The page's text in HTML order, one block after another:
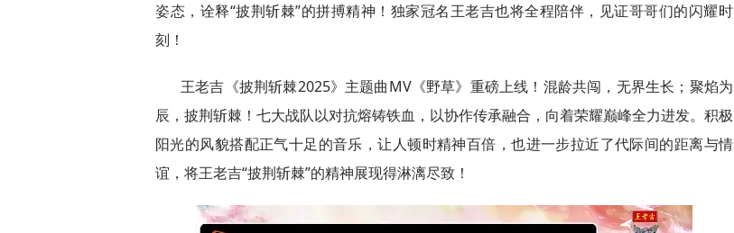
姿态，诠释“披荆斩棘”的拼搏精神！独家冠名王老吉也将全程陪伴，见证哥哥们的闪耀时
刻！
王老吉《披荆斩棘2025》主题曲MV《野草》重磅上线！混龄共闯，无界生长；聚焰为
辰，披荆斩棘！七大战队以对抗熔铸铁血，以协作传承融合，向着荣耀巅峰全力进发。积极
阳光的风貌搭配正气十足的音乐，让人顿时精神百倍，也进一步拉近了代际间的距离与情
谊，将王老吉“披荆斩棘”的精神展现得淋漓尽致！